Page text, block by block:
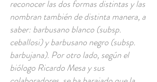
reconocer las dos formas distintas y las
nombran también de distinta manera, a
saber: barbusano blanco (subsp.
ceballosi) y barbusano negro (subsp.
barbujana). Por otro lado, según el
biólogo Ricardo Mesa y sus